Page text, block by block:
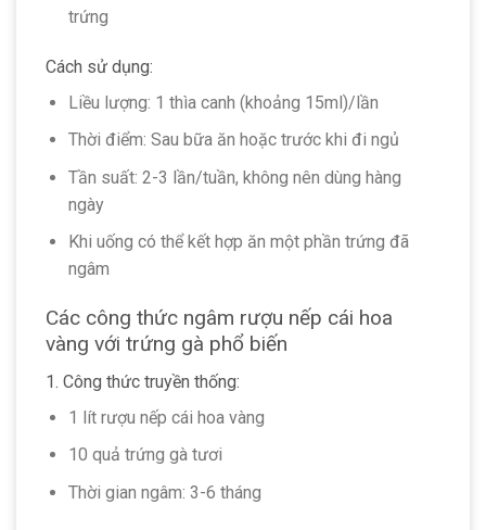
trứng
Cách sử dụng:
Liều lượng: 1 thìa canh (khoảng 15ml)/lần
Thời điểm: Sau bữa ăn hoặc trước khi đi ngủ
Tần suất: 2-3 lần/tuần, không nên dùng hàng
ngày
Khi uống có thể kết hợp ăn một phần trứng đã
ngâm
Các công thức ngâm rượu nếp cái hoa
vàng với trứng gà phổ biến
1. Công thức truyền thống:
1 lít rượu nếp cái hoa vàng
10 quả trứng gà tươi
Thời gian ngâm: 3-6 tháng